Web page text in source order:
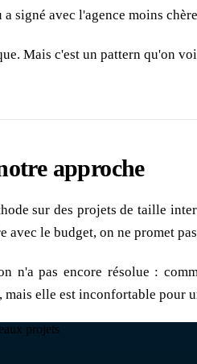
signé avec l'agence moins
Mais c'est un pattern qu'on
approche
sur des projets de taille
avec le budget, on ne promet
n'a pas encore résolue :
mais elle est inconfortable pour
projets